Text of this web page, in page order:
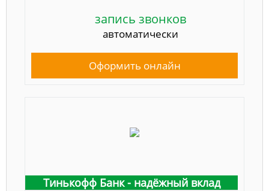
запись звонков
автоматически
Оформить онлайн
Тинькофф Банк - надёжный вклад